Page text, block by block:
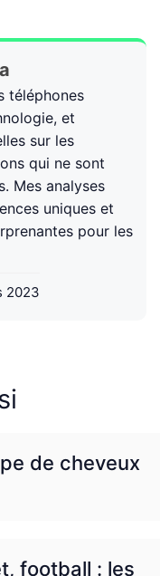
téléphones
et
sur les
qui ne sont
Mes analyses
uniques et
pour les
2023
de cheveux
football : les